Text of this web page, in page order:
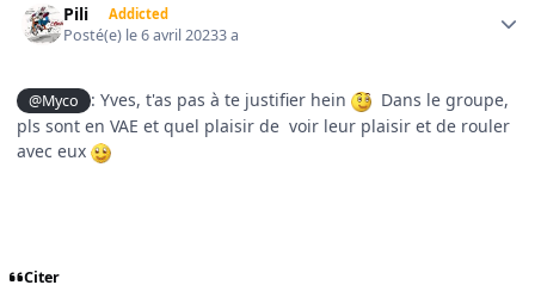
Pili Addicted
Posté(e) le 6 avril 20233 a
@Myco : Yves, t'as pas à te justifier hein
Dans le groupe,
pls sont en VAE et quel plaisir de voir leur plaisir et de rouler
avec eux
Citer